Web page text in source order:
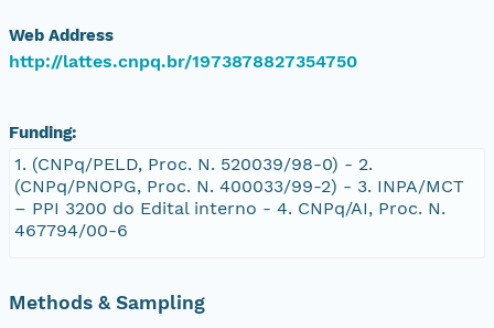
Web Address
http://lattes.cnpq.br/1973878827354750
Funding:
1. (CNPq/PELD, Proc. N. 520039/98-0) - 2.
(CNPq/PNOPG, Proc. N. 400033/99-2) - 3. INPA/MCT
– PPI 3200 do Edital interno - 4. CNPq/AI, Proc. N.
467794/00-6
Methods & Sampling